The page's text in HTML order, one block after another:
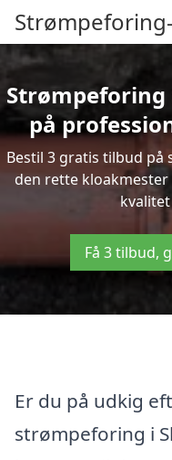
på
Bestil 3 gratis tilbud
den rette
Få 3 tilbud,
Er du på udkig
strømpeforing i